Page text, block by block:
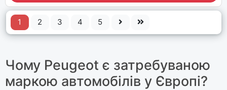
1 2 3 4 5
Чому Peugeot є затребуваною
маркою автомобілів у Європі?